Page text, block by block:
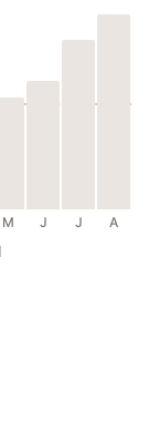
M J J A